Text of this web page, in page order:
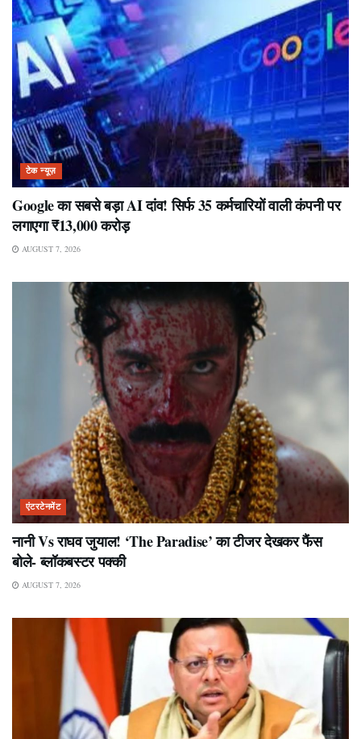
टेक न्यूज़
Google का सबसे बड़ा AI दांव! सिर्फ 35 कर्मचारियों वाली कंपनी पर
लगाएगा ₹13,000 करोड़
AUGUST 7, 2026
एंटरटेनमेंट
नानी Vs राघव जुयाल! ‘The Paradise’ का टीजर देखकर फैंस
बोले- ब्लॉकबस्टर पक्की
AUGUST 7, 2026